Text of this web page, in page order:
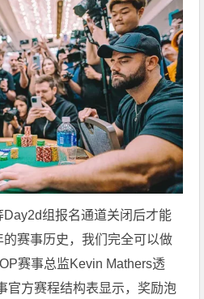
组报名通道关闭后才能
赛事历史，我们完全可以做
赛事总监Kevin Mathers透
官方赛程结构表显示，奖励泡